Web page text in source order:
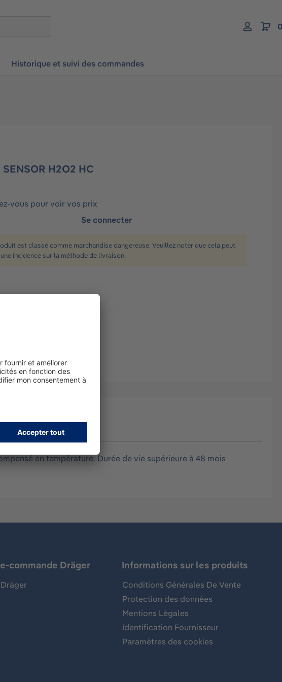
Historique et suivi des commandes
H2O2 HC
vous pour voir vos prix
Se connecter
est classé comme marchandise dangereuse. Veuillez noter que cela peut
incidence sur la méthode de livraison.
en température. Durée de vie supérieure à 48 mois
commande Dräger Informations sur les produits
Conditions Générales De Vente
Protection des données
Mentions Légales
Identification Fournisseur
Paramètres des cookies